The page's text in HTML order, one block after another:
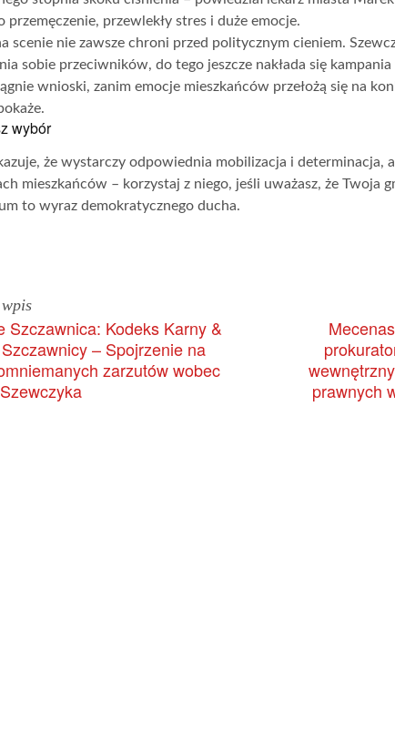
przemęczenie, przewlekły stres i duże emocje.
scenie nie zawsze chroni przed politycznym cieniem.
sobie przeciwników, do tego jeszcze nakłada się
wnioski, zanim emocje mieszkańców przełożą się na
wybór
że wystarczy odpowiednia mobilizacja i determinacja,
mieszkańców – korzystaj z niego, jeśli uważasz, że Twoja
to wyraz demokratycznego ducha.
Szczawnica: Kodeks Karny &
– Spojrzenie na
zarzutów wobec
prawnych